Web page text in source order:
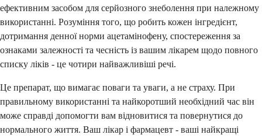
ефективним засобом для серйозного знеболення при належному
використанні. Розуміння того, що робить кожен інгредієнт,
дотримання денної норми ацетамінофену, спостереження за
ознаками залежності та чесність із вашим лікарем щодо повного
списку ліків - це чотири найважливіші речі.
Це препарат, що вимагає поваги та уваги, а не страху. При
правильному використанні та найкоротший необхідний час він
може справді допомогти вам відновитися та повернутися до
нормального життя. Ваш лікар і фармацевт - ваші найкращі